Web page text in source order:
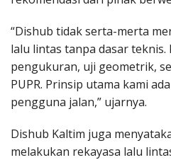
“Dishub tidak serta-merta
lalu lintas tanpa dasar teknis.
pengukuran, uji geometrik,
PUPR. Prinsip utama kami
pengguna jalan,” ujarnya.
Dishub Kaltim juga
melakukan rekayasa lalu